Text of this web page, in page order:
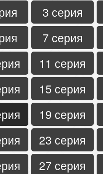
3 серия
7 серия
11 серия
15 серия
19 серия
23 серия
27 серия